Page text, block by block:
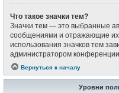
Что такое значки тем?
Значки тем — это выбранные
сообщениями и отражающие
использования значков тем
администратором
Вернуться к началу
Уровни